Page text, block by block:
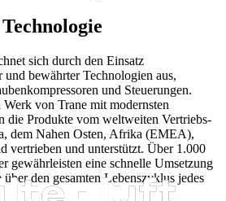
sich durch den Einsatz
und bewährter Technologien aus,
und Steuerungen.
von Trane mit modernsten
die Produkte vom weltweiten Vertriebs-
dem Nahen Osten, Afrika (EMEA),
vertrieben und unterstützt. Über 1.000
gewährleisten eine schnelle Umsetzung
den gesamten Lebenszyklus jedes